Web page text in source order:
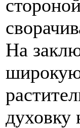
На
духовку